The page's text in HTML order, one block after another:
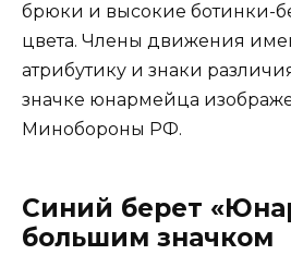
брюки и высокие ботинки-
цвета. Члены движения
атрибутику и знаки
значке юнармейца
Минобороны РФ.
Синий берет
большим значком